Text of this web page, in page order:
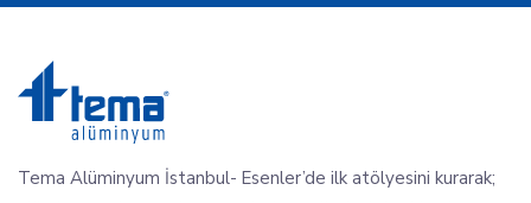
Tema Alüminyum İstanbul- Esenler’de ilk atölyesini kurarak;